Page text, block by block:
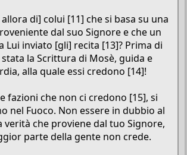
di] colui [11] che si basa su una
dal suo Signore e che un
Lui inviato [gli] recita [13]? Prima di
stata la Scrittura di Mosè, guida e
alla quale essi credono [14]!
fazioni che non ci credono [15], si
nel Fuoco. Non essere in dubbio al
verità che proviene dal tuo Signore,
parte della gente non crede.